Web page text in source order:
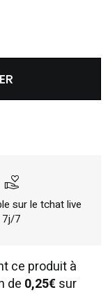
volunteer_activism
sur le tchat live
7j/7
ce produit à
de 0,25€sur